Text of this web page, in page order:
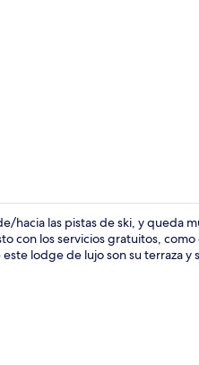
hacia las pistas de ski, y queda
con los servicios gratuitos,
lodge de lujo son su terraza